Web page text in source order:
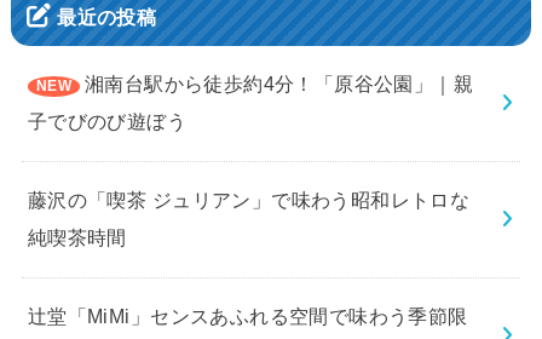
最近の投稿
湘南台駅から徒歩約4分！「原谷公園」｜親
子でびのび遊ぼう
藤沢の「喫茶 ジュリアン」で味わう昭和レトロな
純喫茶時間
辻堂「MiMi」センスあふれる空間で味わう季節限